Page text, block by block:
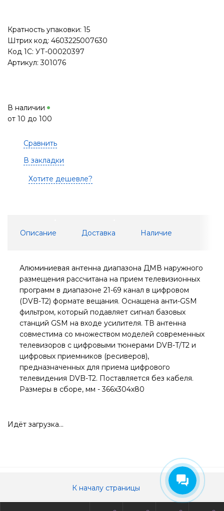
Кратность упаковки: 15
Штрих код: 4603225007630
Код 1С: УТ-00020397
Артикул: 301076
В наличии
от 10 до 100
Сравнить
В закладки
Хотите дешевле?
Описание Доставка Наличие
Алюминиевая антенна диапазона ДМВ наружного
размещения рассчитана на прием телевизионных
программ в диапазоне 21-69 канал в цифровом
(DVB-T2) формате вещания. Оснащена анти-GSM
фильтром, который подавляет сигнал базовых
станций GSM на входе усилителя. ТВ антенна
совместима со множеством моделей современных
телевизоров с цифровыми тюнерами DVB-T/T2 и
цифровых приемников (ресиверов),
предназначенных для приема цифрового
телевидения DVB-T2. Поставляется без кабеля.
Размеры в сборе, мм - 366х304х80
Идёт загрузка...
К началу страницы